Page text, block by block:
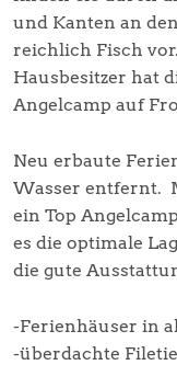
und Kanten an
reichlich Fisch
Hausbesitzer hat
Angelcamp auf
Neu erbaute
Wasser entfernt.
ein Top
es die optimale
die gute
-Ferienhäuser in
-überdachte